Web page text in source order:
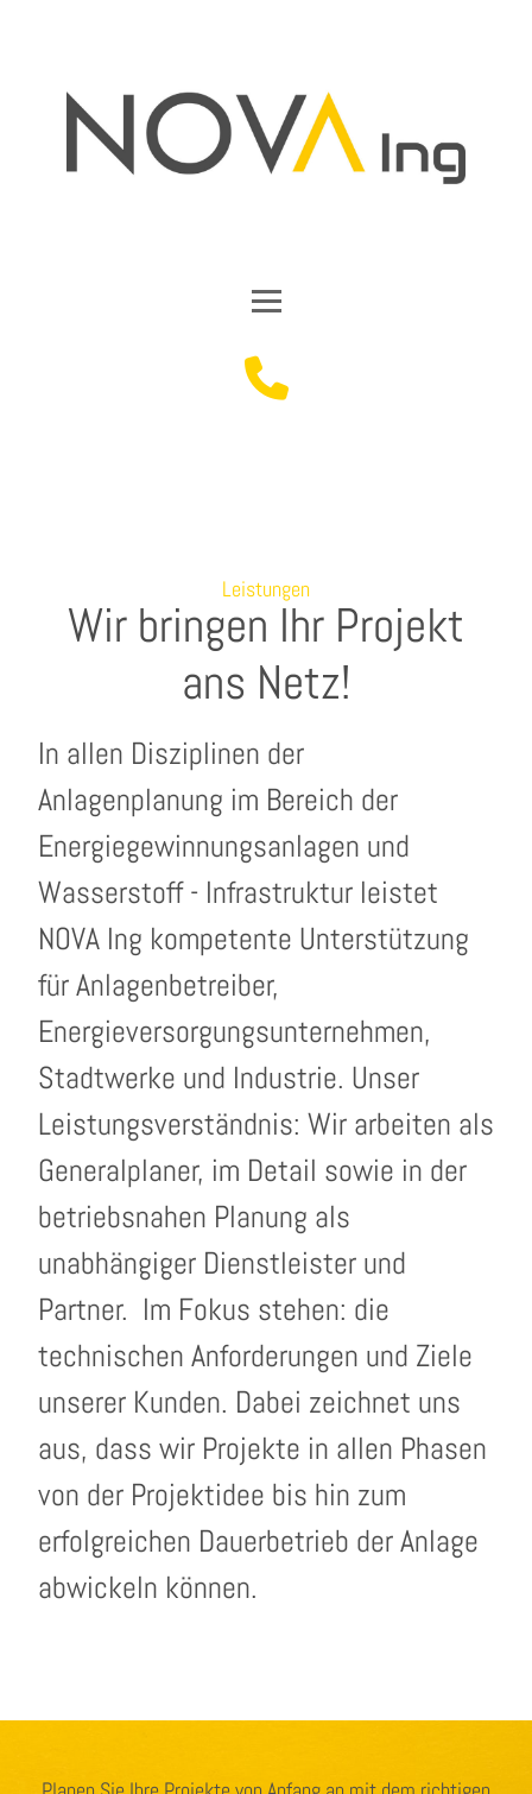
Leistungen
Wir bringen Ihr Projekt
ans Netz!
In allen Disziplinen der
Anlagenplanung im Bereich der
Energiegewinnungsanlagen und
Wasserstoff - Infrastruktur leistet
NOVA Ing kompetente Unterstützung
für Anlagenbetreiber,
Energieversorgungsunternehmen,
Stadtwerke und Industrie. Unser
Leistungsverständnis: Wir arbeiten als
Generalplaner, im Detail sowie in der
betriebsnahen Planung als
unabhängiger Dienstleister und
Partner. Im Fokus stehen: die
technischen Anforderungen und Ziele
unserer Kunden. Dabei zeichnet uns
aus, dass wir Projekte in allen Phasen
von der Projektidee bis hin zum
erfolgreichen Dauerbetrieb der Anlage
abwickeln können.